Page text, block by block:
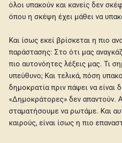
όλοι υπακούν και κανείς δεν
όπου η σκέψη έχει μάθει να
Και ίσως εκεί βρίσκεται η πιο
παράστασης: Στο ότι μας
πιο αυτονόητες λέξεις μας. Τι
υπεύθυνο; Και τελικά, πόση
δημοκρατία πριν πάψει να είναι
«Δημοκράτορες» δεν απαντούν.
σταματήσουμε να ρωτάμε. Και
καιρούς, είναι ίσως η πιο